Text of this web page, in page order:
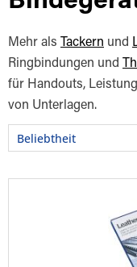
Mehr als Tackern und
Ringbindungen und
für Handouts,
von Unterlagen.